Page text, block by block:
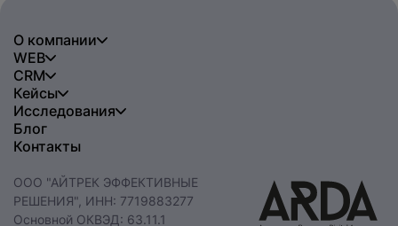
О компании
WEB
CRM
Кейсы
Исследования
Блог
Контакты
ООО "АЙТРЕК ЭФФЕКТИВНЫЕ
РЕШЕНИЯ", ИНН: 7719883277
Основной ОКВЭД: 63.11.1